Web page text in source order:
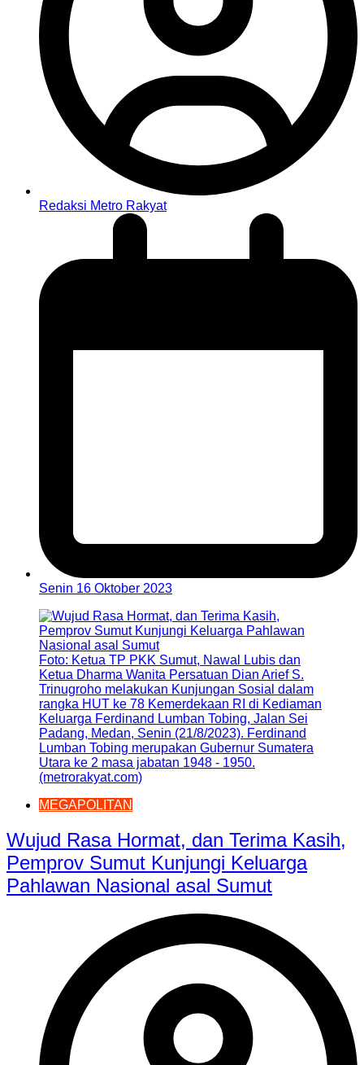
Redaksi Metro Rakyat
Senin 16 Oktober 2023
Foto: Ketua TP PKK Sumut, Nawal Lubis dan
Ketua Dharma Wanita Persatuan Dian Arief S.
Trinugroho melakukan Kunjungan Sosial dalam
rangka HUT ke 78 Kemerdekaan RI di Kediaman
Keluarga Ferdinand Lumban Tobing, Jalan Sei
Padang, Medan, Senin (21/8/2023). Ferdinand
Lumban Tobing merupakan Gubernur Sumatera
Utara ke 2 masa jabatan 1948 - 1950.
(metrorakyat.com)
MEGAPOLITAN
Wujud Rasa Hormat, dan Terima Kasih,
Pemprov Sumut Kunjungi Keluarga
Pahlawan Nasional asal Sumut